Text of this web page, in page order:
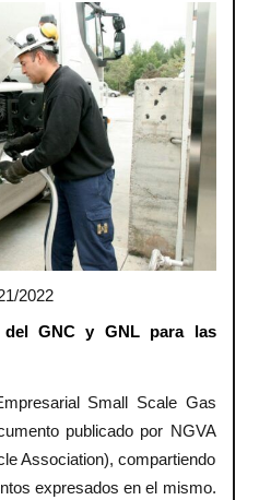
2022
del GNC y GNL para las
Small Scale Gas
publicado por NGVA
Association), compartiendo
expresados en el mismo.